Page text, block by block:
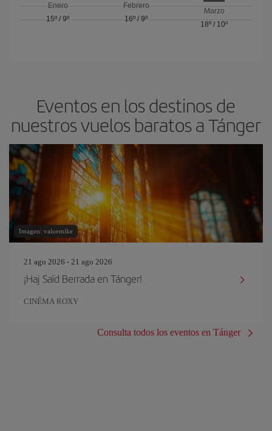
Enero
15º /9º
Febrero
16º / 9º
Marzo
18º / 10º
Eventos en los destinos de
nuestros vuelos baratos a Tánger
Imagen: valuemike
21 ago 2026 - 21 ago 2026
¡Haj Saïd Berrada en Tánger!
CINÉMA ROXY
Consulta todos los eventos en Tánger